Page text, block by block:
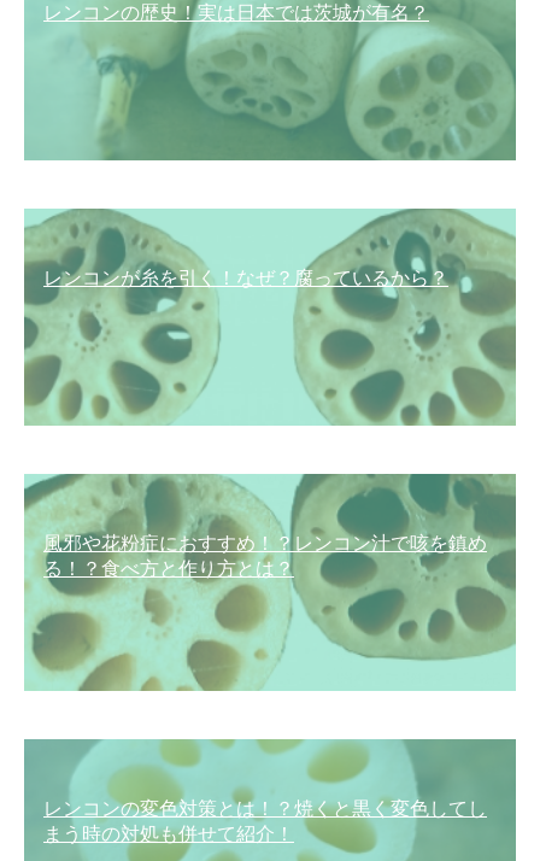
レンコンの歴史！実は日本では茨城が有名？
レンコンが糸を引く！なぜ？腐っているから？
風邪や花粉症におすすめ！？レンコン汁で咳を鎮め
る！？食べ方と作り方とは？
レンコンの変色対策とは！？焼くと黒く変色してし
まう時の対処も併せて紹介！